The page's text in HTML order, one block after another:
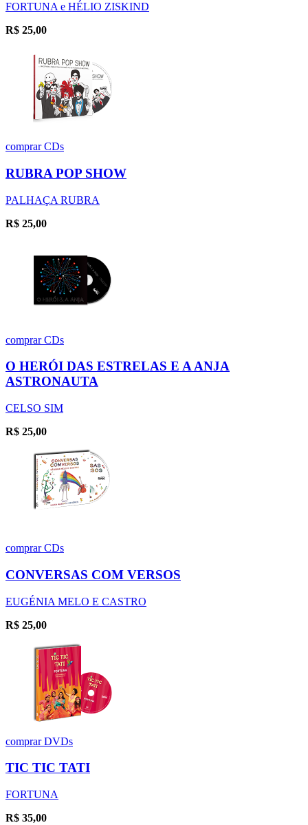
FORTUNA e HÉLIO ZISKIND
R$ 25,00
comprarCDs
RUBRA POP SHOW
PALHAÇA RUBRA
R$ 25,00
comprarCDs
O HERÓI DAS ESTRELAS E A ANJA
ASTRONAUTA
CELSO SIM
R$ 25,00
comprarCDs
CONVERSAS COM VERSOS
EUGÉNIA MELO E CASTRO
R$ 25,00
comprarDVDs
TIC TIC TATI
FORTUNA
R$ 35,00